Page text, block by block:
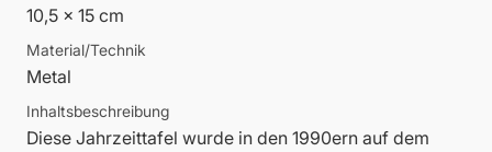
10,5 x 15 cm
Material/Technik
Metal
Inhaltsbeschreibung
Diese Jahrzeittafel wurde in den 1990ern auf dem